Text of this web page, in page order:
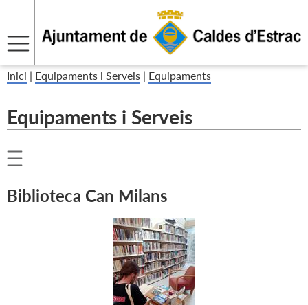
Inici | Equipaments i Serveis | Equipaments
Equipaments i Serveis
Biblioteca Can Milans